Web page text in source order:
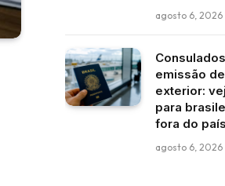
agosto 6, 2026
emissão
exterior:
para
fora do país
agosto 6, 2026